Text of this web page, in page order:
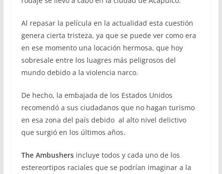
Al repasar la película en la actualidad esta cuestión
genera cierta tristeza, ya que se puede ver como era
en ese momento una locación hermosa, que hoy
sobresale entre los luagres más peligrosos del
mundo debido a la violencia narco.
De hecho, la embajada de los Estados Unidos
recomendó a sus ciudadanos que no hagan turismo
en esa zona del país debido al alto nivel delictivo
que surgió en los últimos años.
The Ambushersincluye todos y cada uno de los
estereortipos raciales que se podrían imaginar a la